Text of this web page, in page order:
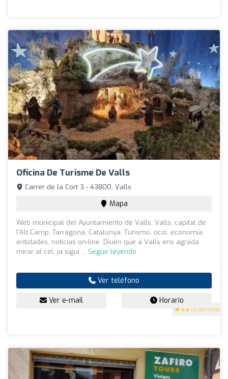
Oficina De Turisme De Valls
4.8 (4 opiniones)
Carrer de la Cort 3 - 43800, Valls
Mapa
Web municipal del Ayuntamiento de Valls. Valls, capital de
l'Alt Camp, Tarragona, Catalunya. Turismo, ocio, economia,
entidades, noticias on-line. Diuen que a Valls ens agrada
mirar al cel, ja sigui ... Seguir leyendo
Ver teléfono
Ver e-mail Horario